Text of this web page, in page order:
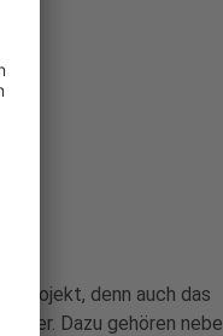
Projekt, denn auch das
Dazu gehören